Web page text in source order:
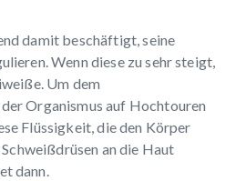
damit beschäftigt, seine
Wenn diese zu sehr steigt,
Um dem
Organismus auf Hochtouren
Flüssigkeit, die den Körper
an die Haut
dann.